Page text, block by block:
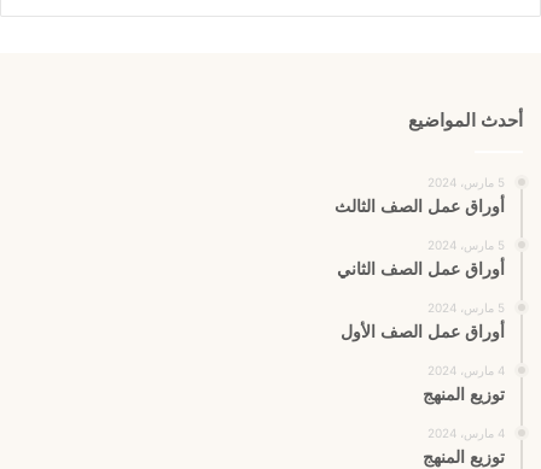
أحدث المواضيع
5 مارس، 2024
أوراق عمل الصف الثالث
5 مارس، 2024
أوراق عمل الصف الثاني
5 مارس، 2024
أوراق عمل الصف الأول
4 مارس، 2024
توزيع المنهج
4 مارس، 2024
توزيع المنهج